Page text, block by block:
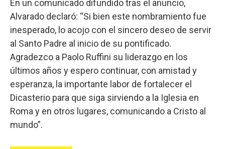
En un comunicado difundido tras el anuncio,
Alvarado declaró: “Si bien este nombramiento fue
inesperado, lo acojo con el sincero deseo de servir
al Santo Padre al inicio de su pontificado.
Agradezco a Paolo Ruffini su liderazgo en los
últimos años y espero continuar, con amistad y
esperanza, la importante labor de fortalecer el
Dicasterio para que siga sirviendo a la Iglesia en
Roma y en otros lugares, comunicando a Cristo al
mundo”.